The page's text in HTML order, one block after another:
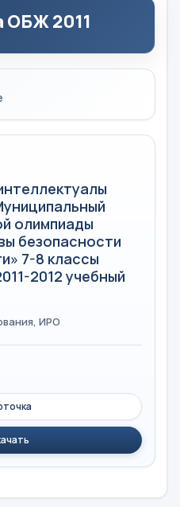
ОБЖ 2011
олимпиады
безопасности
7-8 классы
2012 учебный
ИРО